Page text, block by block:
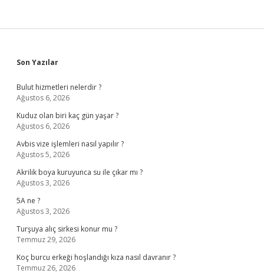
Sidebar
Son Yazılar
Bulut hizmetleri nelerdir ?
Ağustos 6, 2026
Kuduz olan biri kaç gün yaşar ?
Ağustos 6, 2026
Avbis vize işlemleri nasıl yapılır ?
Ağustos 5, 2026
Akrilik boya kuruyunca su ile çıkar mı ?
Ağustos 3, 2026
5A ne ?
Ağustos 3, 2026
Turşuya alıç sirkesi konur mu ?
Temmuz 29, 2026
Koç burcu erkeği hoşlandığı kıza nasıl davranır ?
Temmuz 26, 2026